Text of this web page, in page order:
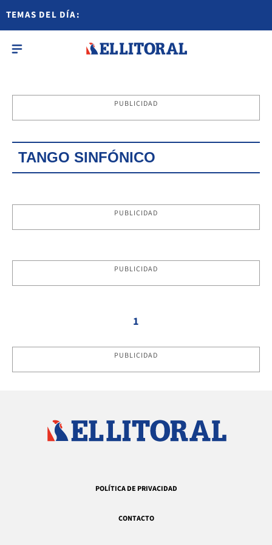
TEMAS DEL DÍA:
PUBLICIDAD
TANGO SINFÓNICO
PUBLICIDAD
PUBLICIDAD
1
PUBLICIDAD
POLÍTICA DE PRIVACIDAD
CONTACTO